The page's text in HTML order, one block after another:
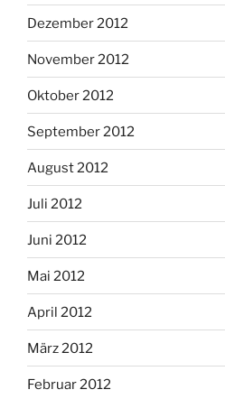
Dezember 2012
November 2012
Oktober 2012
September 2012
August 2012
Juli 2012
Juni 2012
Mai 2012
April 2012
März 2012
Februar 2012